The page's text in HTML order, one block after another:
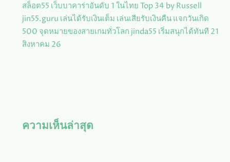
สล็อต55 เว็บบาคาร่าอันดับ 1 ในไทย Top 34 by Russell
jin55.guru เล่นได้รับเงินเต็ม เล่นเสียรับเงินคืน แจกวันเกิด
500 จุดหมายของสายเกมทั่วโลก jinda55 เริ่มสนุกได้ทันที 21
สิงหาคม 26
ความเห็นล่าสุด